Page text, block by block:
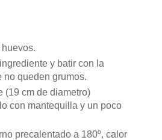
y batir con la
no queden grumos.
(19 cm de diametro)
con mantequilla y un poco
precalentado a 180º, calor